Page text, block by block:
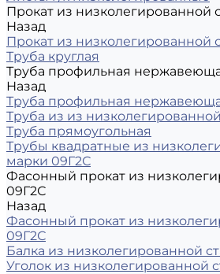
Прокат из низколегированной
Назад
Прокат из низколегированной
Труба круглая
Труба профильная
Назад
Труба профильная
Труба из из
Труба прямоугольная
Трубы квадратные из
марки 09Г2С
Фасонный прокат из
09Г2С
Назад
Фасонный прокат из
09Г2С
Балка из низколегированной
Уголок из низколегированной